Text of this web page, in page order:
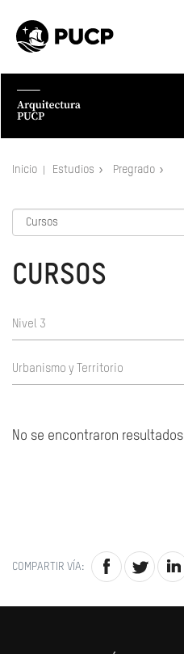
Inicio Estudios Pregrado
CURSOS
Nivel 3
Urbanismo y Territorio
No se encontraron resultados
COMPARTIR VÍA: